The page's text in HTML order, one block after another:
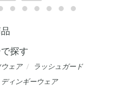
探す
ェア
ラッシュガード
ディンギーウェア